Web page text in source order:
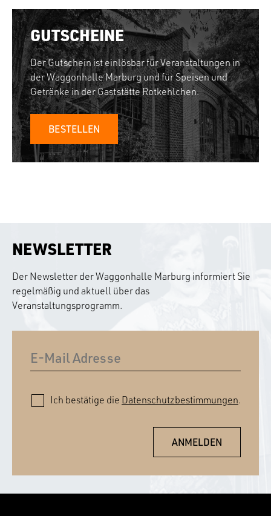
GUTSCHEINE
Der Gutschein ist einlösbar für Veranstaltungen in
der Waggonhalle Marburg und für Speisen und
Getränke in der Gaststätte Rotkehlchen.
BESTELLEN
NEWSLETTER
Der Newsletter der Waggonhalle Marburg informiert Sie
regelmäßig und aktuell über das
Veranstaltungsprogramm.
Ich bestätige die Datenschutzbestimmungen.